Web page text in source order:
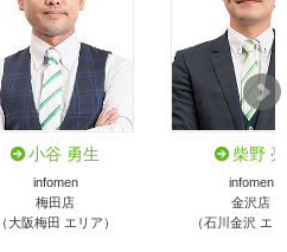
小谷 勇生
infomen
梅田店
（大阪梅田 エリア）
柴野 亮
infomen
金沢店
（石川金沢 エ